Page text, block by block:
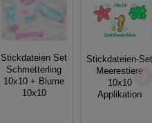
Stickdateien Set
Schmetterling
10x10 + Blume
10x10
Stickdateien-Set
Meerestiere
10x10
Applikation